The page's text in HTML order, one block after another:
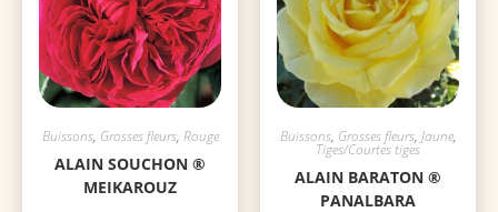
Buissons, Grosses fleurs, Rouge
ALAIN SOUCHON ®
MEIKAROUZ
Buissons, Grosses fleurs, Jaune,
Tiges/Courtes tiges
ALAIN BARATON ®
PANALBARA